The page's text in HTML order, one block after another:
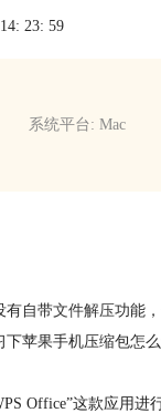
23: 59
系统平台: Mac
有自带文件解压功能
苹果手机压缩包怎
Office”这款应用进